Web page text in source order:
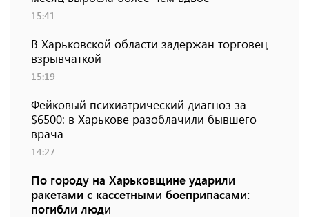
15:41
В Харьковской области задержан торговец
взрывчаткой
15:19
Фейковый психиатрический диагноз за
$6500: в Харькове разоблачили бывшего
врача
14:27
По городу на Харьковщине ударили
ракетами с кассетными боеприпасами:
погибли люди